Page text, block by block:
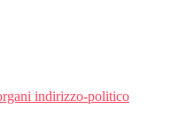
indirizzo-politico